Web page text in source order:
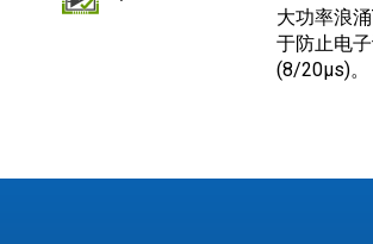
大功率浪
于防止电
(8/20µs)。